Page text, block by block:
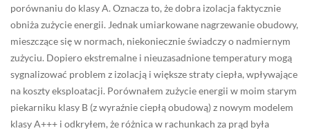
porównaniu do klasy A. Oznacza to, że dobra izolacja faktycznie
obniża zużycie energii. Jednak umiarkowane nagrzewanie obudowy,
mieszczące się w normach, niekoniecznie świadczy o nadmiernym
zużyciu. Dopiero ekstremalne i nieuzasadnione temperatury mogą
sygnalizować problem z izolacją i większe straty ciepła, wpływające
na koszty eksploatacji. Porównałem zużycie energii w moim starym
piekarniku klasy B (z wyraźnie ciepłą obudową) z nowym modelem
klasy A+++ i odkryłem, że różnica w rachunkach za prąd była